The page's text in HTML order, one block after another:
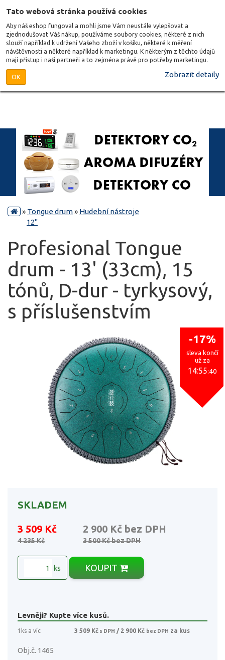
Tato webová stránka používá cookies
Aby náš eshop fungoval a mohli jsme Vám neustále vylepšovat a
zjednodušovat Váš nákup, používáme soubory cookies, některé z nich
slouží například k udržení Vašeho zboží v košíku, některé k měření
návštěvnosti a některé například k marketingu. K některým z těchto údajů
mají přístup i naši partneři a to zejména právě pro potřeby marketingu.
OK Zobrazit detaily
» Tongue drum» Hudební nástroje
12"
Profesional Tongue
drum - 13' (33cm), 15
tónů, D-dur - tyrkysový,
s příslušenstvím
-17%
sleva končí
už za
14:55:40
SKLADEM
3 509 Kč 2 900 Kč bez DPH
4 235 Kč 3 500 Kčbez DPH
ks KOUPIT
Levněji? Kupte více kusů.
1ks a víc 3 509 Kč s DPH / 2 900 Kč bez DPH za kus
Obj.č. 1465